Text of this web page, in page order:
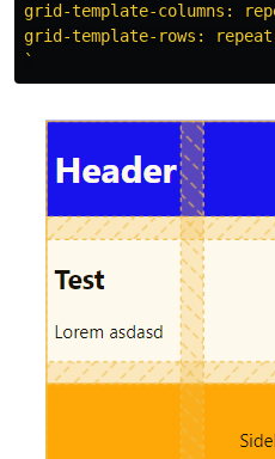
grid-template-columns:
grid-template-rows:
`